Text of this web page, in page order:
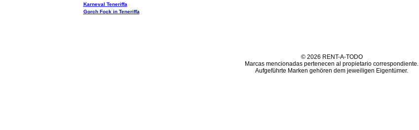
Karneval Teneriffa
Gorch Fock in Teneriffa
© 2026 RENT-A-TODO
Marcas mencionadas pertenecen al propietario correspondiente.
Aufgeführte Marken gehören dem jeweiligen Eigentümer.